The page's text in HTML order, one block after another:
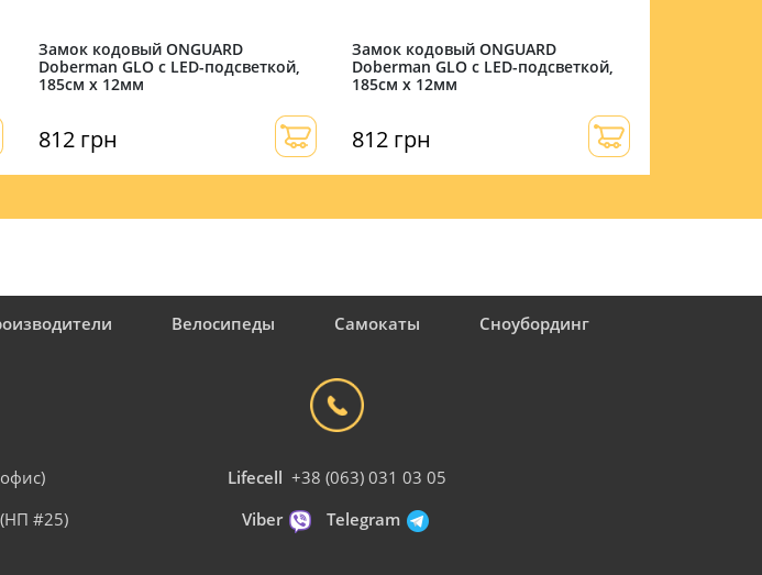
Замок кодовый ONGUARD
Doberman GLO с LED-подсветкой,
185см х 12мм
812 грн
Замок кодовый ONGUARD
Doberman GLO с LED-подсветкой,
185см х 12мм
812 грн
Велосипеды Самокаты Сноубординг
#25)
Lifecell +38 (063) 031 03 05
Viber
Telegram